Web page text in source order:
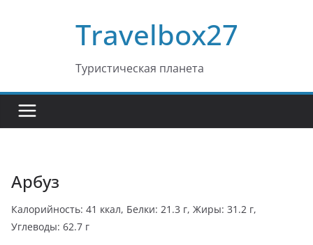
Travelbox27
Туристическая планета
Арбуз
Калорийность: 41 ккал, Белки: 21.3 г, Жиры: 31.2 г,
Углеводы: 62.7 г